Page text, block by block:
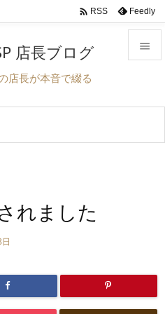


 RSS Feedly
店長ブログ
店長が本音で綴る
れました